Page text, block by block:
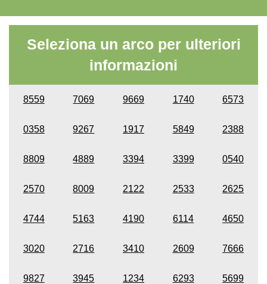
Seleziona un arco per ulteriori
informazioni
8559 7069 9669 1740 6573
0358 9267 1917 5849 2388
8809 4889 3394 3399 0540
2570 8009 2122 2533 2625
4744 5163 4190 6114 4650
3020 2716 3410 2609 7666
9827 3945 1234 6293 5699